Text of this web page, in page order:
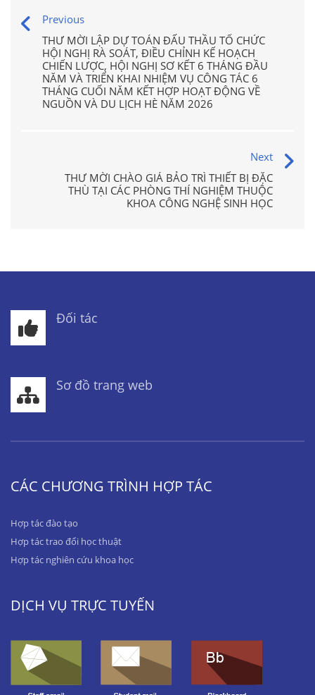
Previous
THƯ MỜI LẬP DỰ TOÁN ĐẤU THẦU TỔ CHỨC
HỘI NGHỊ RÀ SOÁT, ĐIỀU CHỈNH KẾ HOẠCH
CHIẾN LƯỢC, HỘI NGHỊ SƠ KẾT 6 THÁNG ĐẦU
NĂM VÀ TRIỂN KHAI NHIỆM VỤ CÔNG TÁC 6
THÁNG CUỐI NĂM KẾT HỢP HOẠT ĐỘNG VỀ
NGUỒN VÀ DU LỊCH HÈ NĂM 2026
Next
THƯ MỜI CHÀO GIÁ BẢO TRÌ THIẾT BỊ ĐẶC
THÙ TẠI CÁC PHÒNG THÍ NGHIỆM THUỘC
KHOA CÔNG NGHỆ SINH HỌC
Đối tác
Sơ đồ trang web
CÁC CHƯƠNG TRÌNH HỢP TÁC
Hợp tác đào tạo
Hợp tác trao đổi học thuật
Hợp tác nghiên cứu khoa học
DỊCH VỤ TRỰC TUYẾN